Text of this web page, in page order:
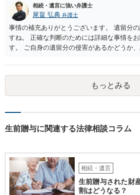
相続・遺言に強い弁護士
尾畠 弘典 弁護士
事情の補充ありがとうございます。 遺留分
すね。 正確な判断のためには詳細な事情を
す。 ご自身の遺留分の侵害があるかどうか
相談されるのが良いと思います。
もっとみる
生前贈与に関連する法律相談コラム
相続・遺言
生前贈与された財
割はどうなる？